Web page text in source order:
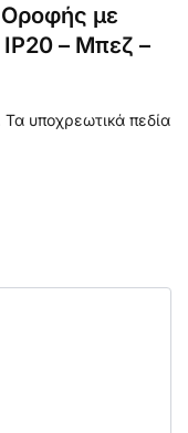
με
IP20 – Μπεζ –
Τα υποχρεωτικά πεδία